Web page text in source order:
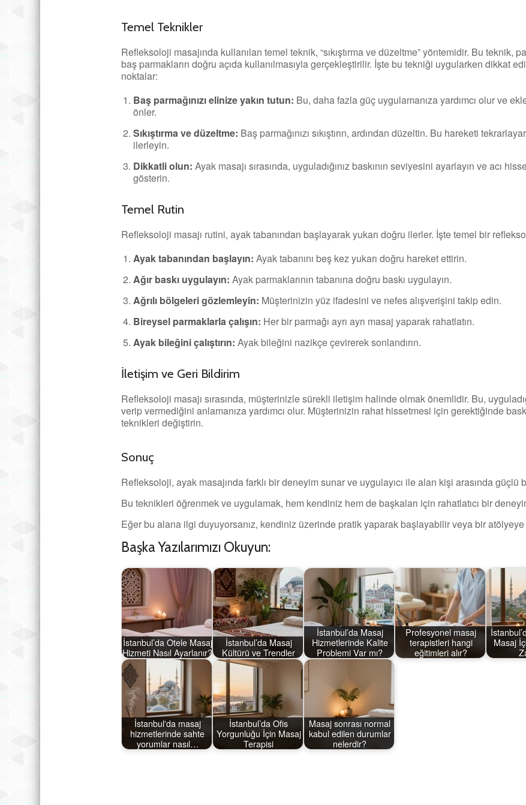
Temel Teknikler
Refleksoloji masajında kullanılan temel teknik, “sıkıştırma ve düzeltme” yöntemidir. Bu teknik,
baş parmakların doğru açıda kullanılmasıyla gerçekleştirilir. İşte bu tekniği uygularken dikkat
noktalar:
Baş parmağınızı elinize yakın tutun: Bu, daha fazla güç uygulamanıza yardımcı olur ve
önler.
Sıkıştırma ve düzeltme: Baş parmağınızı sıkıştırın, ardından düzeltin. Bu hareketi
ilerleyin.
Dikkatli olun: Ayak masajı sırasında, uyguladığınız baskının seviyesini ayarlayın ve acı
gösterin.
Temel Rutin
Refleksoloji masajı rutini, ayak tabanından başlayarak yukarı doğru ilerler. İşte temel bir
Ayak tabanından başlayın: Ayak tabanını beş kez yukarı doğru hareket ettirin.
Ağır baskı uygulayın: Ayak parmaklarının tabanına doğru baskı uygulayın.
Ağrılı bölgeleri gözlemleyin: Müşterinizin yüz ifadesini ve nefes alışverişini takip edin.
Bireysel parmaklarla çalışın: Her bir parmağı ayrı ayrı masaj yaparak rahatlatın.
Ayak bileğini çalıştırın: Ayak bileğini nazikçe çevirerek sonlandırın.
İletişim ve Geri Bildirim
Refleksoloji masajı sırasında, müşterinizle sürekli iletişim halinde olmak önemlidir. Bu,
verip vermediğini anlamanıza yardımcı olur. Müşterinizin rahat hissetmesi için gerektiğinde
teknikleri değiştirin.
Sonuç
Refleksoloji, ayak masajında farklı bir deneyim sunar ve uygulayıcı ile alan kişi arasında güçlü
Bu teknikleri öğrenmek ve uygulamak, hem kendiniz hem de başkaları için rahatlatıcı bir
Eğer bu alana ilgi duyuyorsanız, kendiniz üzerinde pratik yaparak başlayabilir veya bir atölyeye
Başka Yazılarımızı Okuyun:
İstanbul’da Otele Masaj
Hizmeti Nasıl Ayarlanır?
İstanbul’da Masaj
Kültürü ve Trendler
İstanbul’da Masaj
Hizmetlerinde Kalite
Problemi Var mı?
Profesyonel masaj
terapistleri hangi
eğitimleri alır?
Masaj
İstanbul'da masaj
hizmetlerinde sahte
yorumlar nasıl…
İstanbul’da Ofis
Yorgunluğu İçin Masaj
Terapisi
Masaj sonrası normal
kabul edilen durumlar
nelerdir?